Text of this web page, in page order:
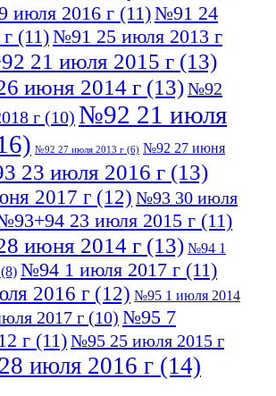
июля 2016 г (11)№91 24
(11)№91 25 июля 2013 г
21 июля 2015 г (13)
июня 2014 г (13)№92
г (10) №92 21 июля
№92 27 июля 2013 г (6) №92 27 июня
23 июля 2016 г (13)
2017 г (12) №93 30 июля
23 июля 2015 г (11)
июня 2014 г (13) №94 1
(8) №94 1 июля 2017 г (11)
2016 г (12) №95 1 июля 2014
2017 г (10) №95 7
г (11)№95 25 июля 2015 г
июля 2016 г (14)